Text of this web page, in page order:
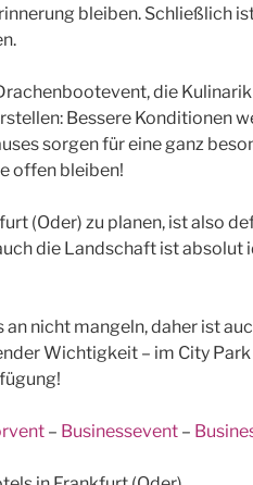
bleiben. Schließlich
die
Bessere Konditionen
sorgen für eine ganz
offen bleiben!
(Oder) zu planen, ist also
die Landschaft ist absolut
an nicht mangeln, daher ist
Wichtigkeit – im City
– Businessevent –